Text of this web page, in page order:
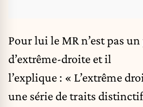
Pour lui le MR n’est pas
d’extrême-droite et il
l’explique : « L’extrême
une série de traits